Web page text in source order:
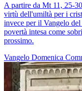
A partire da Mt 11, 25-
virtù dell'umiltà per i
invece per il Vangelo
povertà intesa come
prossimo.
Vangelo Domenica